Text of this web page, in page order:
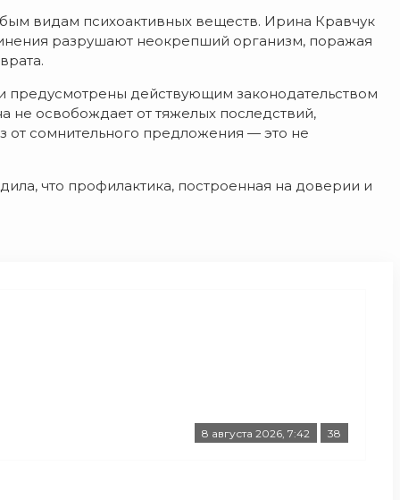
видам психоактивных веществ. Ирина Кравчук
разрушают неокрепший организм, поражая
предусмотрены действующим законодательством
не освобождает от тяжелых последствий,
от сомнительного предложения — это не
что профилактика, построенная на доверии и
8 августа 2026, 7:42 38